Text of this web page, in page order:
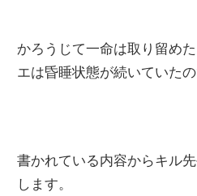
かろうじて一命は取り留め
エは昏睡状態が続いていたの
書かれている内容からキル
します。